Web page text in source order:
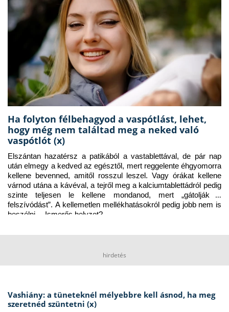
Ha folyton félbehagyod a vaspótlást, lehet,
hogy még nem találtad meg a neked való
vaspótlót (x)
Elszántan hazatérsz a patikából a vastablettával, de pár nap
után elmegy a kedved az egésztől, mert reggelente éhgyomorra
kellene bevenned, amitől rosszul leszel. Vagy órákat kellene
várnod utána a kávéval, a tejről meg a kalciumtablettádról pedig
szinte teljesen le kellene mondanod, mert „gátolják a
felszívódást”. A kellemetlen mellékhatásokról pedig jobb nem is
beszélni… Ismerős helyzet?
hirdetés
Vashiány: a tüneteknél mélyebbre kell ásnod, ha meg
szeretnéd szüntetni (x)